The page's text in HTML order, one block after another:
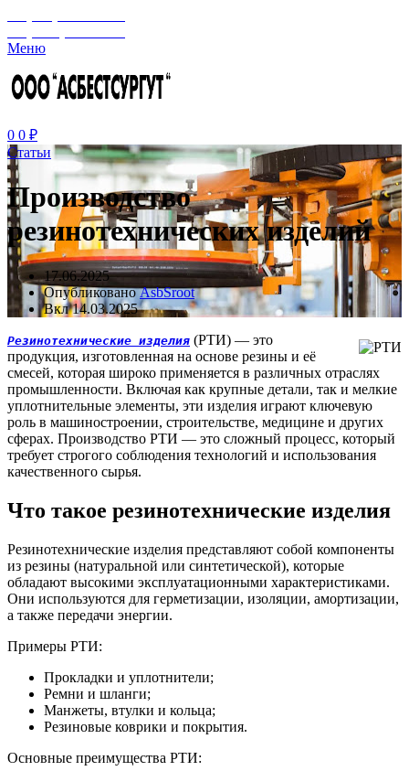
Меню
0 0 ₽
Статьи
Производство
резинотехнических изделий
17.06.2025
Опубликовано AsbSroot
Вкл 14.03.2025
Резинотехнические изделия (РТИ) — это
продукция, изготовленная на основе резины и её
смесей, которая широко применяется в различных отраслях
промышленности. Включая как крупные детали, так и мелкие
уплотнительные элементы, эти изделия играют ключевую
роль в машиностроении, строительстве, медицине и других
сферах. Производство РТИ — это сложный процесс, который
требует строгого соблюдения технологий и использования
качественного сырья.
Что такое резинотехнические изделия
Резинотехнические изделия представляют собой компоненты
из резины (натуральной или синтетической), которые
обладают высокими эксплуатационными характеристиками.
Они используются для герметизации, изоляции, амортизации,
а также передачи энергии.
Примеры РТИ:
Прокладки и уплотнители;
Ремни и шланги;
Манжеты, втулки и кольца;
Резиновые коврики и покрытия.
Основные преимущества РТИ: